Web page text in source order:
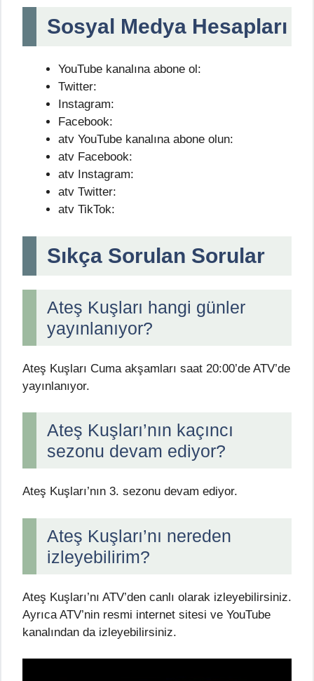
Sosyal Medya Hesapları
YouTube kanalına abone ol:
Twitter:
Instagram:
Facebook:
atv YouTube kanalına abone olun:
atv Facebook:
atv Instagram:
atv Twitter:
atv TikTok:
Sıkça Sorulan Sorular
Ateş Kuşları hangi günler
yayınlanıyor?
Ateş Kuşları Cuma akşamları saat 20:00’de ATV’de
yayınlanıyor.
Ateş Kuşları’nın kaçıncı
sezonu devam ediyor?
Ateş Kuşları’nın 3. sezonu devam ediyor.
Ateş Kuşları’nı nereden
izleyebilirim?
Ateş Kuşları’nı ATV’den canlı olarak izleyebilirsiniz.
Ayrıca ATV’nin resmi internet sitesi ve YouTube
kanalından da izleyebilirsiniz.